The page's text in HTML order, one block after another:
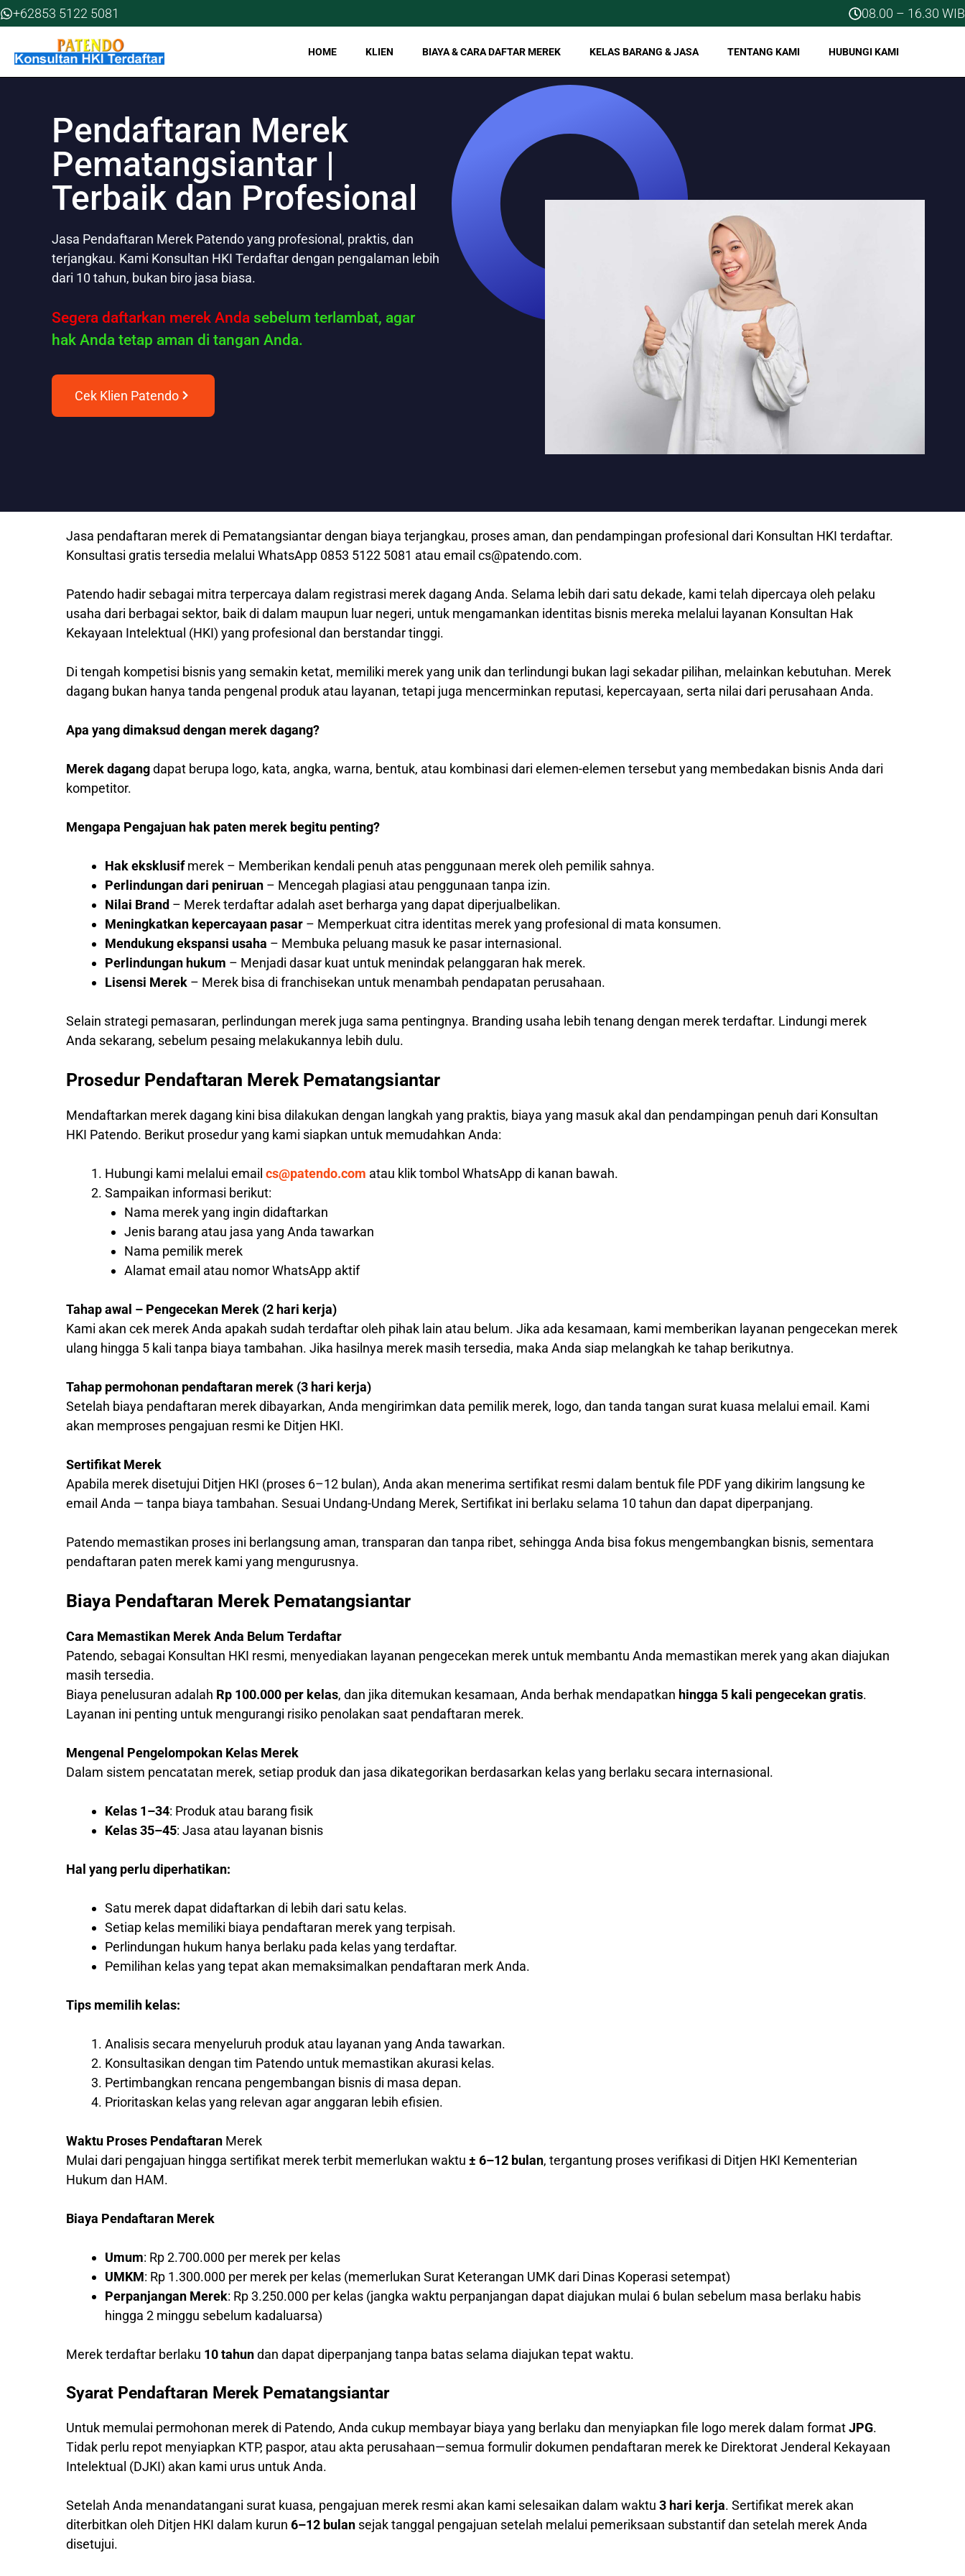
Skip
to
+62853 5122 5081 08.00 – 16.30 WIB
HOME KLIEN BIAYA & CARA DAFTAR MEREK KELAS BARANG & JASA TENTANG KAMI HUBUNGI KAMI
Pendaftaran Merek
Pematangsiantar |
Terbaik dan Profesional
Jasa Pendaftaran Merek Patendo yang profesional, praktis, dan
terjangkau. Kami Konsultan HKI Terdaftar dengan pengalaman lebih
dari 10 tahun, bukan biro jasa biasa.
Segera daftarkan merek Anda sebelum terlambat, agar
hak Anda tetap aman di tangan Anda.
Cek Klien Patendo
Jasa pendaftaran merek di Pematangsiantar dengan biaya terjangkau, proses aman, dan pendampingan profesional dari Konsultan HKI terdaftar.
Konsultasi gratis tersedia melalui WhatsApp 0853 5122 5081 atau email cs@patendo.com.
Patendo hadir sebagai mitra terpercaya dalam registrasi merek dagang Anda. Selama lebih dari satu dekade, kami telah dipercaya oleh pelaku
usaha dari berbagai sektor, baik di dalam maupun luar negeri, untuk mengamankan identitas bisnis mereka melalui layanan Konsultan Hak
Kekayaan Intelektual (HKI) yang profesional dan berstandar tinggi.
Di tengah kompetisi bisnis yang semakin ketat, memiliki merek yang unik dan terlindungi bukan lagi sekadar pilihan, melainkan kebutuhan. Merek
dagang bukan hanya tanda pengenal produk atau layanan, tetapi juga mencerminkan reputasi, kepercayaan, serta nilai dari perusahaan Anda.
Apa yang dimaksud dengan merek dagang?
Merek dagangdapat berupa logo, kata, angka, warna, bentuk, atau kombinasi dari elemen-elemen tersebut yang membedakan bisnis Anda dari
kompetitor.
Mengapa Pengajuan hak paten merek begitu penting?
Hak eksklusifmerek – Memberikan kendali penuh atas penggunaan merek oleh pemilik sahnya.
Perlindungan dari peniruan – Mencegah plagiasi atau penggunaan tanpa izin.
Nilai Brand – Merek terdaftar adalah aset berharga yang dapat diperjualbelikan.
Meningkatkan kepercayaan pasar – Memperkuat citra identitas merek yang profesional di mata konsumen.
Mendukung ekspansi usaha – Membuka peluang masuk ke pasar internasional.
Perlindungan hukum – Menjadi dasar kuat untuk menindak pelanggaran hak merek.
Lisensi Merek – Merek bisa di franchisekan untuk menambah pendapatan perusahaan.
Selain strategi pemasaran, perlindungan merek juga sama pentingnya. Branding usaha lebih tenang dengan merek terdaftar. Lindungi merek
Anda sekarang, sebelum pesaing melakukannya lebih dulu.
Prosedur Pendaftaran Merek Pematangsiantar
Mendaftarkan merek dagang kini bisa dilakukan dengan langkah yang praktis, biaya yang masuk akal dan pendampingan penuh dari Konsultan
HKI Patendo. Berikut prosedur yang kami siapkan untuk memudahkan Anda:
Hubungi kami melalui email cs@patendo.com atau klik tombol WhatsApp di kanan bawah.
Sampaikan informasi berikut:
Nama merek yang ingin didaftarkan
Jenis barang atau jasa yang Anda tawarkan
Nama pemilik merek
Alamat email atau nomor WhatsApp aktif
Tahap awal – Pengecekan Merek (2 hari kerja)
Kami akan cek merek Anda apakah sudah terdaftar oleh pihak lain atau belum. Jika ada kesamaan, kami memberikan layanan pengecekan merek
ulang hingga 5 kali tanpa biaya tambahan. Jika hasilnya merek masih tersedia, maka Anda siap melangkah ke tahap berikutnya.
Tahap permohonan pendaftaran merek (3 hari kerja)
Setelah biaya pendaftaran merek dibayarkan, Anda mengirimkan data pemilik merek, logo, dan tanda tangan surat kuasa melalui email. Kami
akan memproses pengajuan resmi ke Ditjen HKI.
Sertifikat Merek
Apabila merek disetujui Ditjen HKI (proses 6–12 bulan), Anda akan menerima sertifikat resmi dalam bentuk file PDF yang dikirim langsung ke
email Anda — tanpa biaya tambahan. Sesuai Undang-Undang Merek, Sertifikat ini berlaku selama 10 tahun dan dapat diperpanjang.
Patendo memastikan proses ini berlangsung aman, transparan dan tanpa ribet, sehingga Anda bisa fokus mengembangkan bisnis, sementara
pendaftaran paten merek kami yang mengurusnya.
Biaya Pendaftaran Merek Pematangsiantar
Cara Memastikan Merek Anda Belum Terdaftar
Patendo, sebagai Konsultan HKI resmi, menyediakan layanan pengecekan merek untuk membantu Anda memastikan merek yang akan diajukan
masih tersedia.
Biaya penelusuran adalah Rp 100.000 per kelas, dan jika ditemukan kesamaan, Anda berhak mendapatkan hingga 5 kali pengecekan gratis.
Layanan ini penting untuk mengurangi risiko penolakan saat pendaftaran merek.
Mengenal Pengelompokan Kelas Merek
Dalam sistem pencatatan merek, setiap produk dan jasa dikategorikan berdasarkan kelas yang berlaku secara internasional.
Kelas 1–34: Produk atau barang fisik
Kelas 35–45: Jasa atau layanan bisnis
Hal yang perlu diperhatikan:
Satu merek dapat didaftarkan di lebih dari satu kelas.
Setiap kelas memiliki biaya pendaftaran merek yang terpisah.
Perlindungan hukum hanya berlaku pada kelas yang terdaftar.
Pemilihan kelas yang tepat akan memaksimalkan pendaftaran merk Anda.
Tips memilih kelas:
Analisis secara menyeluruh produk atau layanan yang Anda tawarkan.
Konsultasikan dengan tim Patendo untuk memastikan akurasi kelas.
Pertimbangkan rencana pengembangan bisnis di masa depan.
Prioritaskan kelas yang relevan agar anggaran lebih efisien.
Waktu Proses Pendaftaran Merek
Mulai dari pengajuan hingga sertifikat merek terbit memerlukan waktu ± 6–12 bulan, tergantung proses verifikasi di Ditjen HKI Kementerian
Hukum dan HAM.
Biaya Pendaftaran Merek
Umum: Rp 2.700.000 per merek per kelas
UMKM: Rp 1.300.000 per merek per kelas (memerlukan Surat Keterangan UMK dari Dinas Koperasi setempat)
Perpanjangan Merek: Rp 3.250.000 per kelas (jangka waktu perpanjangan dapat diajukan mulai 6 bulan sebelum masa berlaku habis
hingga 2 minggu sebelum kadaluarsa)
Merek terdaftar berlaku 10 tahundan dapat diperpanjang tanpa batas selama diajukan tepat waktu.
Syarat Pendaftaran Merek Pematangsiantar
Untuk memulai permohonan merek di Patendo, Anda cukup membayar biaya yang berlaku dan menyiapkan file logo merek dalam formatJPG.
Tidak perlu repot menyiapkan KTP, paspor, atau akta perusahaan—semua formulir dokumen pendaftaran merek ke Direktorat Jenderal Kekayaan
Intelektual (DJKI) akan kami urus untuk Anda.
Setelah Anda menandatangani surat kuasa, pengajuan merek resmi akan kami selesaikan dalam waktu 3 hari kerja. Sertifikat merek akan
diterbitkan oleh Ditjen HKI dalam kurun 6–12 bulan sejak tanggal pengajuan setelah melalui pemeriksaan substantif dan setelah merek Anda
disetujui.